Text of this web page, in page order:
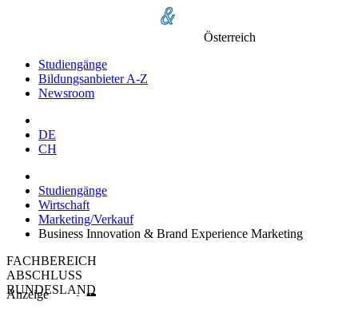
Österreich
Studiengänge
Bildungsanbieter A-Z
Newsroom
DE
CH
Studiengänge
Wirtschaft
Marketing/Verkauf
Business Innovation & Brand Experience Marketing
FACHBEREICH
ABSCHLUSS
BUNDESLAND
Anzeige